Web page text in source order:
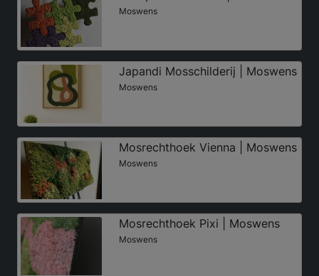
Moswens
Japandi Mosschilderij | Moswens
Moswens
Mosrechthoek Vienna | Moswens
Moswens
Mosrechthoek Pixi | Moswens
Moswens